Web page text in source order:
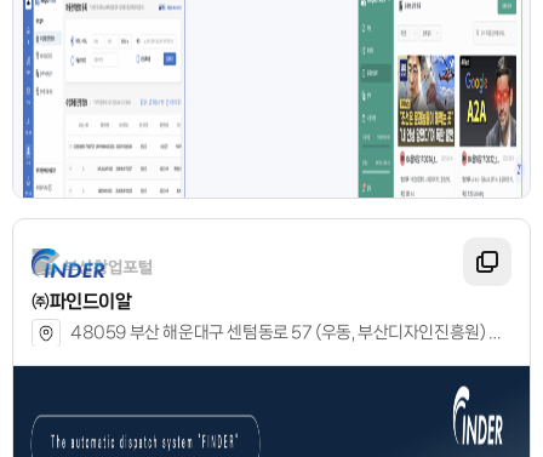
㈜파인드이알
48059 부산 해운대구 센텀동로 57 (우동, 부산디자인진흥원) 408-1호